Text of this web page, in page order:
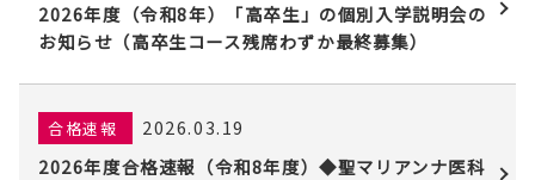
2026年度（令和8年）「高卒生」の個別入学説明会の
お知らせ（高卒生コース残席わずか最終募集）
合格速報
2026.03.19
2026年度合格速報（令和8年度）◆聖マリアンナ医科